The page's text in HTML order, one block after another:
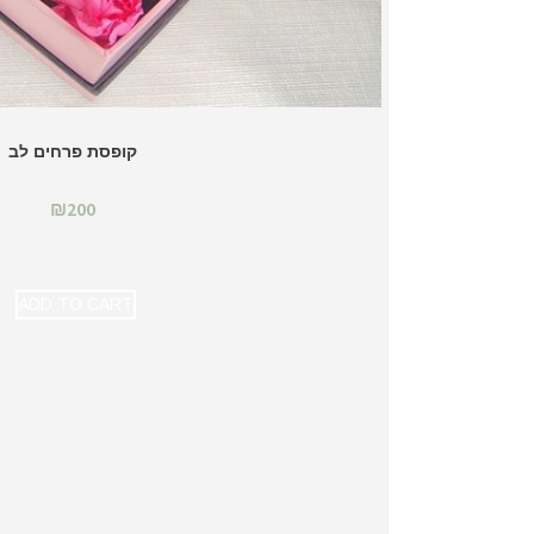
קופסת פרחים לב
₪200